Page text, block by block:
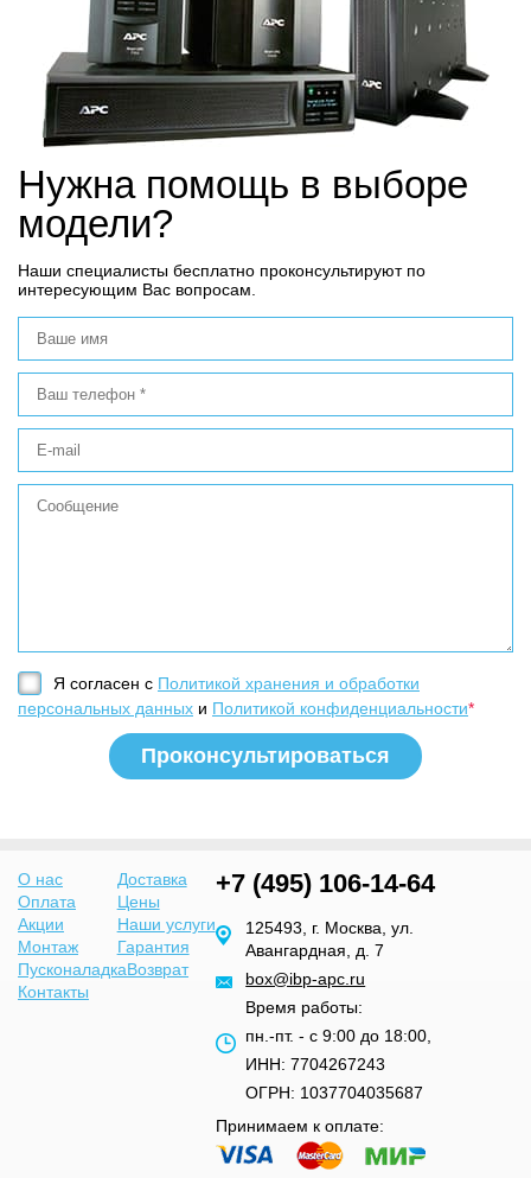
Нужна помощь в выборе
модели?
Наши специалисты бесплатно проконсультируют по
интересующим Вас вопросам.
Я согласен с Политикой хранения и обработки
персональных данных и Политикой конфиденциальности*
О нас
Доставка
Оплата
Цены
Акции
Наши услуги
Монтаж
Гарантия
ПусконаладкаВозврат
Контакты
+7 (495) 106-14-64
125493, г. Москва, ул.
Авангардная, д. 7
box@ibp-apc.ru
Время работы:
пн.-пт. - с 9:00 до 18:00,
ИНН: 7704267243
ОГРН: 1037704035687
Принимаем к оплате: